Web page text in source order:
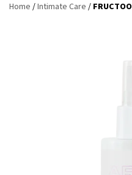
Home /Intimate Care /